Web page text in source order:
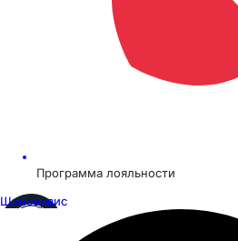
Программа лояльности
Шинсервис